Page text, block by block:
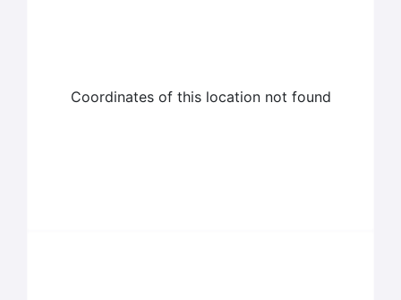
Coordinates of this location not found